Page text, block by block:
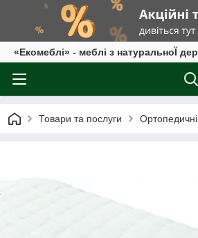
«Екомеблі» - меблі з натуральноЇ
Товари та послуги